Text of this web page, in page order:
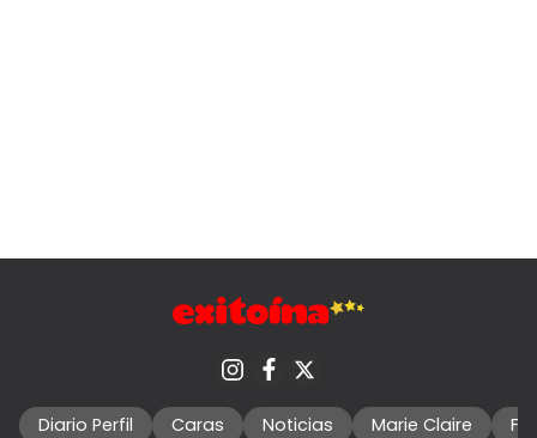
Diario Perfil Caras Noticias Marie Claire